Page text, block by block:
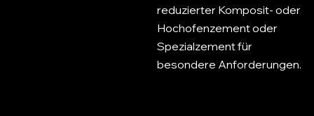
reduzierter Komposit- oder
Hochofenzement oder
Spezialzement für
besondere Anforderungen.